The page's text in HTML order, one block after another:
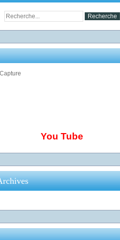
You Tube